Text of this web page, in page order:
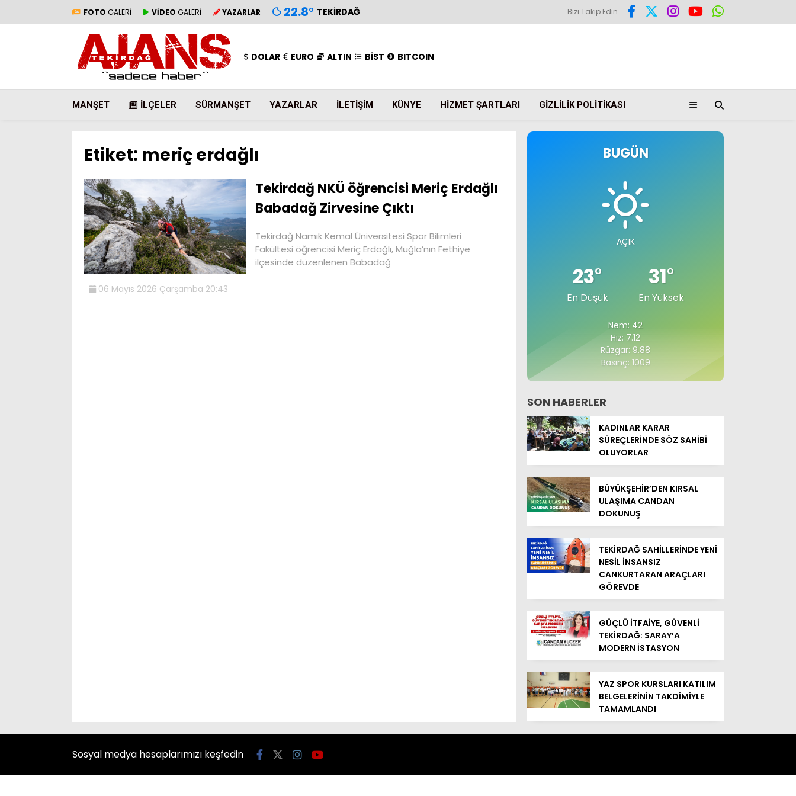
FOTO GALERİ VİDEO GALERİ YAZARLAR 22.8° TEKIRDAĞ Bizi Takip Edin
DOLAR EURO ALTIN BİST BITCOIN
MANŞET İLÇELER SÜRMANŞET YAZARLAR İLETIŞIM KÜNYE HIZMET ŞARTLARI GIZLILIK POLITIKASI
Etiket: meriç erdağlı
Tekirdağ NKÜ öğrencisi Meriç Erdağlı
Babadağ Zirvesine Çıktı
Tekirdağ Namık Kemal Üniversitesi Spor Bilimleri
Fakültesi öğrencisi Meriç Erdağlı, Muğla’nın Fethiye
ilçesinde düzenlenen Babadağ
06 Mayıs 2026 Çarşamba 20:43
BUGÜN
AÇIK
23°
En Düşük
31°
En Yüksek
Nem: 42
Hız: 7.12
Rüzgar: 9.88
Basınç: 1009
SON HABERLER
KADINLAR KARAR
SÜREÇLERİNDE SÖZ SAHİBİ
OLUYORLAR
BÜYÜKŞEHİR’DEN KIRSAL
ULAŞIMA CANDAN
DOKUNUŞ
TEKİRDAĞ SAHİLLERİNDE YENİ
NESİL İNSANSIZ
CANKURTARAN ARAÇLARI
GÖREVDE
GÜÇLÜ İTFAİYE, GÜVENLİ
TEKİRDAĞ: SARAY’A
MODERN İSTASYON
YAZ SPOR KURSLARI KATILIM
BELGELERİNİN TAKDİMİYLE
TAMAMLANDI
Sosyal medya hesaplarımızı keşfedin